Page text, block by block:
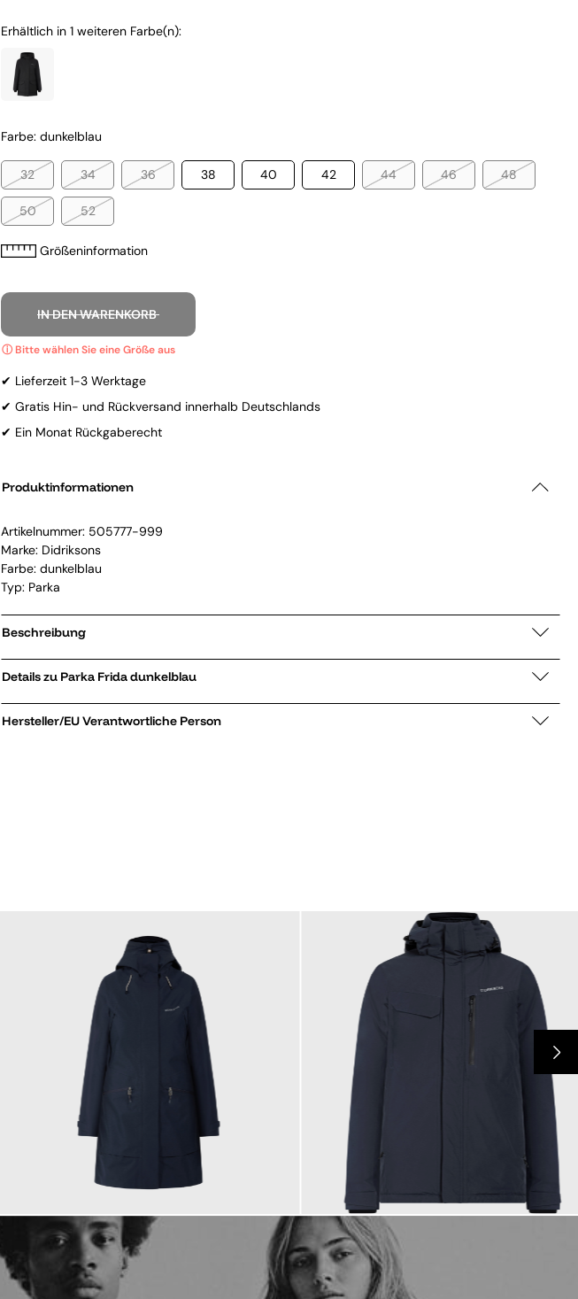
Erhältlich in 1 weiteren Farbe(n):
Farbe: dunkelblau
32 34 36 38 40 42 44 46 48
50 52
Größeninformation
IN DEN WARENKORB
✔ Lieferzeit 1-3 Werktage
✔ Gratis Hin- und Rückversand innerhalb Deutschlands
✔ Ein Monat Rückgaberecht
Produktinformationen
Artikelnummer: 505777-999
Marke: Didriksons
Farbe: dunkelblau
Typ: Parka
Beschreibung
Details zu Parka Frida dunkelblau
Hersteller/EU Verantwortliche Person
230,00 €